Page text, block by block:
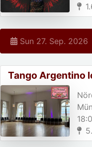
Sun 27. Sep. 2026
Tango Argentino